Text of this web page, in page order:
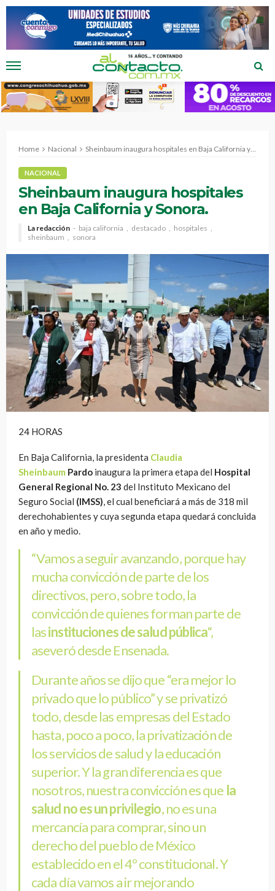
Home Nacional Sheinbaum inaugura hospitales en Baja California y Sonora.
NACIONAL
Sheinbaum inaugura hospitales
en Baja California y Sonora.
La redacción baja california destacado
hospitales
sheinbaum
sonora
24 HORAS
En Baja California, la presidenta Claudia
Sheinbaum Pardo inaugura la primera etapa del Hospital
General Regional No. 23 del Instituto Mexicano del
Seguro Social (IMSS), el cual beneficiará a más de 318 mil
derechohabientes y cuya segunda etapa quedará concluida
en año y medio.
“Vamos a seguir avanzando, porque hay
mucha convicción de parte de los
directivos, pero, sobre todo, la
convicción de quienes forman parte de
lasinstituciones de salud pública“,
aseveró desde Ensenada.
Durante años se dijo que “era mejor lo
privado que lo público” y se privatizó
todo, desde las empresas del Estado
hasta, poco a poco, la privatización de
los servicios de salud y la educación
superior. Y la gran diferencia es que
nosotros, nuestra convicción es que la
salud no es un privilegio, no es una
mercancía para comprar, sino un
derecho del pueblo de México
establecido en el 4º constitucional. Y
cada día vamos a ir mejorando